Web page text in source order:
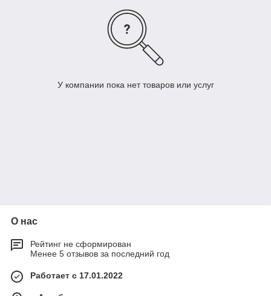
У компании пока нет товаров или услуг
О нас
Рейтинг не сформирован
Менее 5 отзывов за последний год
Работает с 17.01.2022